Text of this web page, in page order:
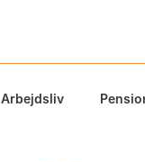
Arbejdsliv